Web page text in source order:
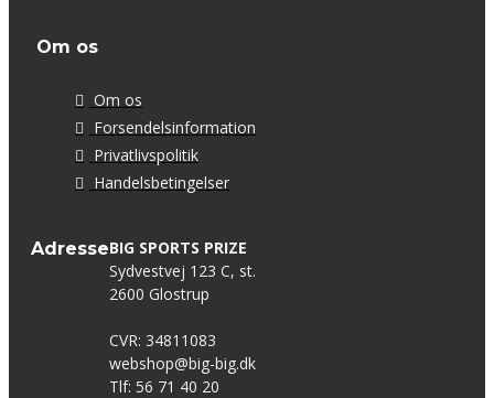
Om os
Om os
Forsendelsinformation
Privatlivspolitik
Handelsbetingelser
AdresseBIG SPORTS PRIZE
Sydvestvej 123 C, st.
2600 Glostrup
CVR: 34811083
webshop@big-big.dk
Tlf: 56 71 40 20